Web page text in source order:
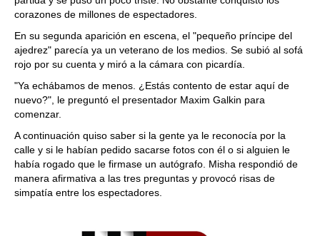
corazones de millones de espectadores.
En su segunda aparición en escena, el "pequeño príncipe del
ajedrez" parecía ya un veterano de los medios. Se subió al sofá
rojo por su cuenta y miró a la cámara con picardía.
"Ya echábamos de menos. ¿Estás contento de estar aquí de
nuevo?", le preguntó el presentador Maxim Galkin para
comenzar.
A continuación quiso saber si la gente ya le reconocía por la
calle y si le habían pedido sacarse fotos con él o si alguien le
había rogado que le firmase un autógrafo. Misha respondió de
manera afirmativa a las tres preguntas y provocó risas de
simpatía entre los espectadores.